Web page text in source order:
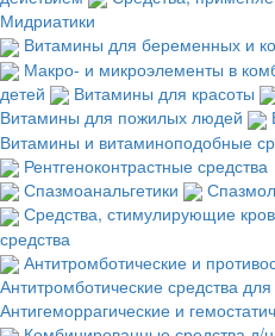
Мидриатики
Витамины для беременных и
Макро- и микроэлементы в
детей
Витамины для красоты
Витамины для пожилых людей
Витамины и витаминоподобные
Рентгеноконтрастные средства
Спазмоанальгетики
Средства, стимулирующие
средства
Антитромботические и
Антитромботические средства
Антигеморрагические и